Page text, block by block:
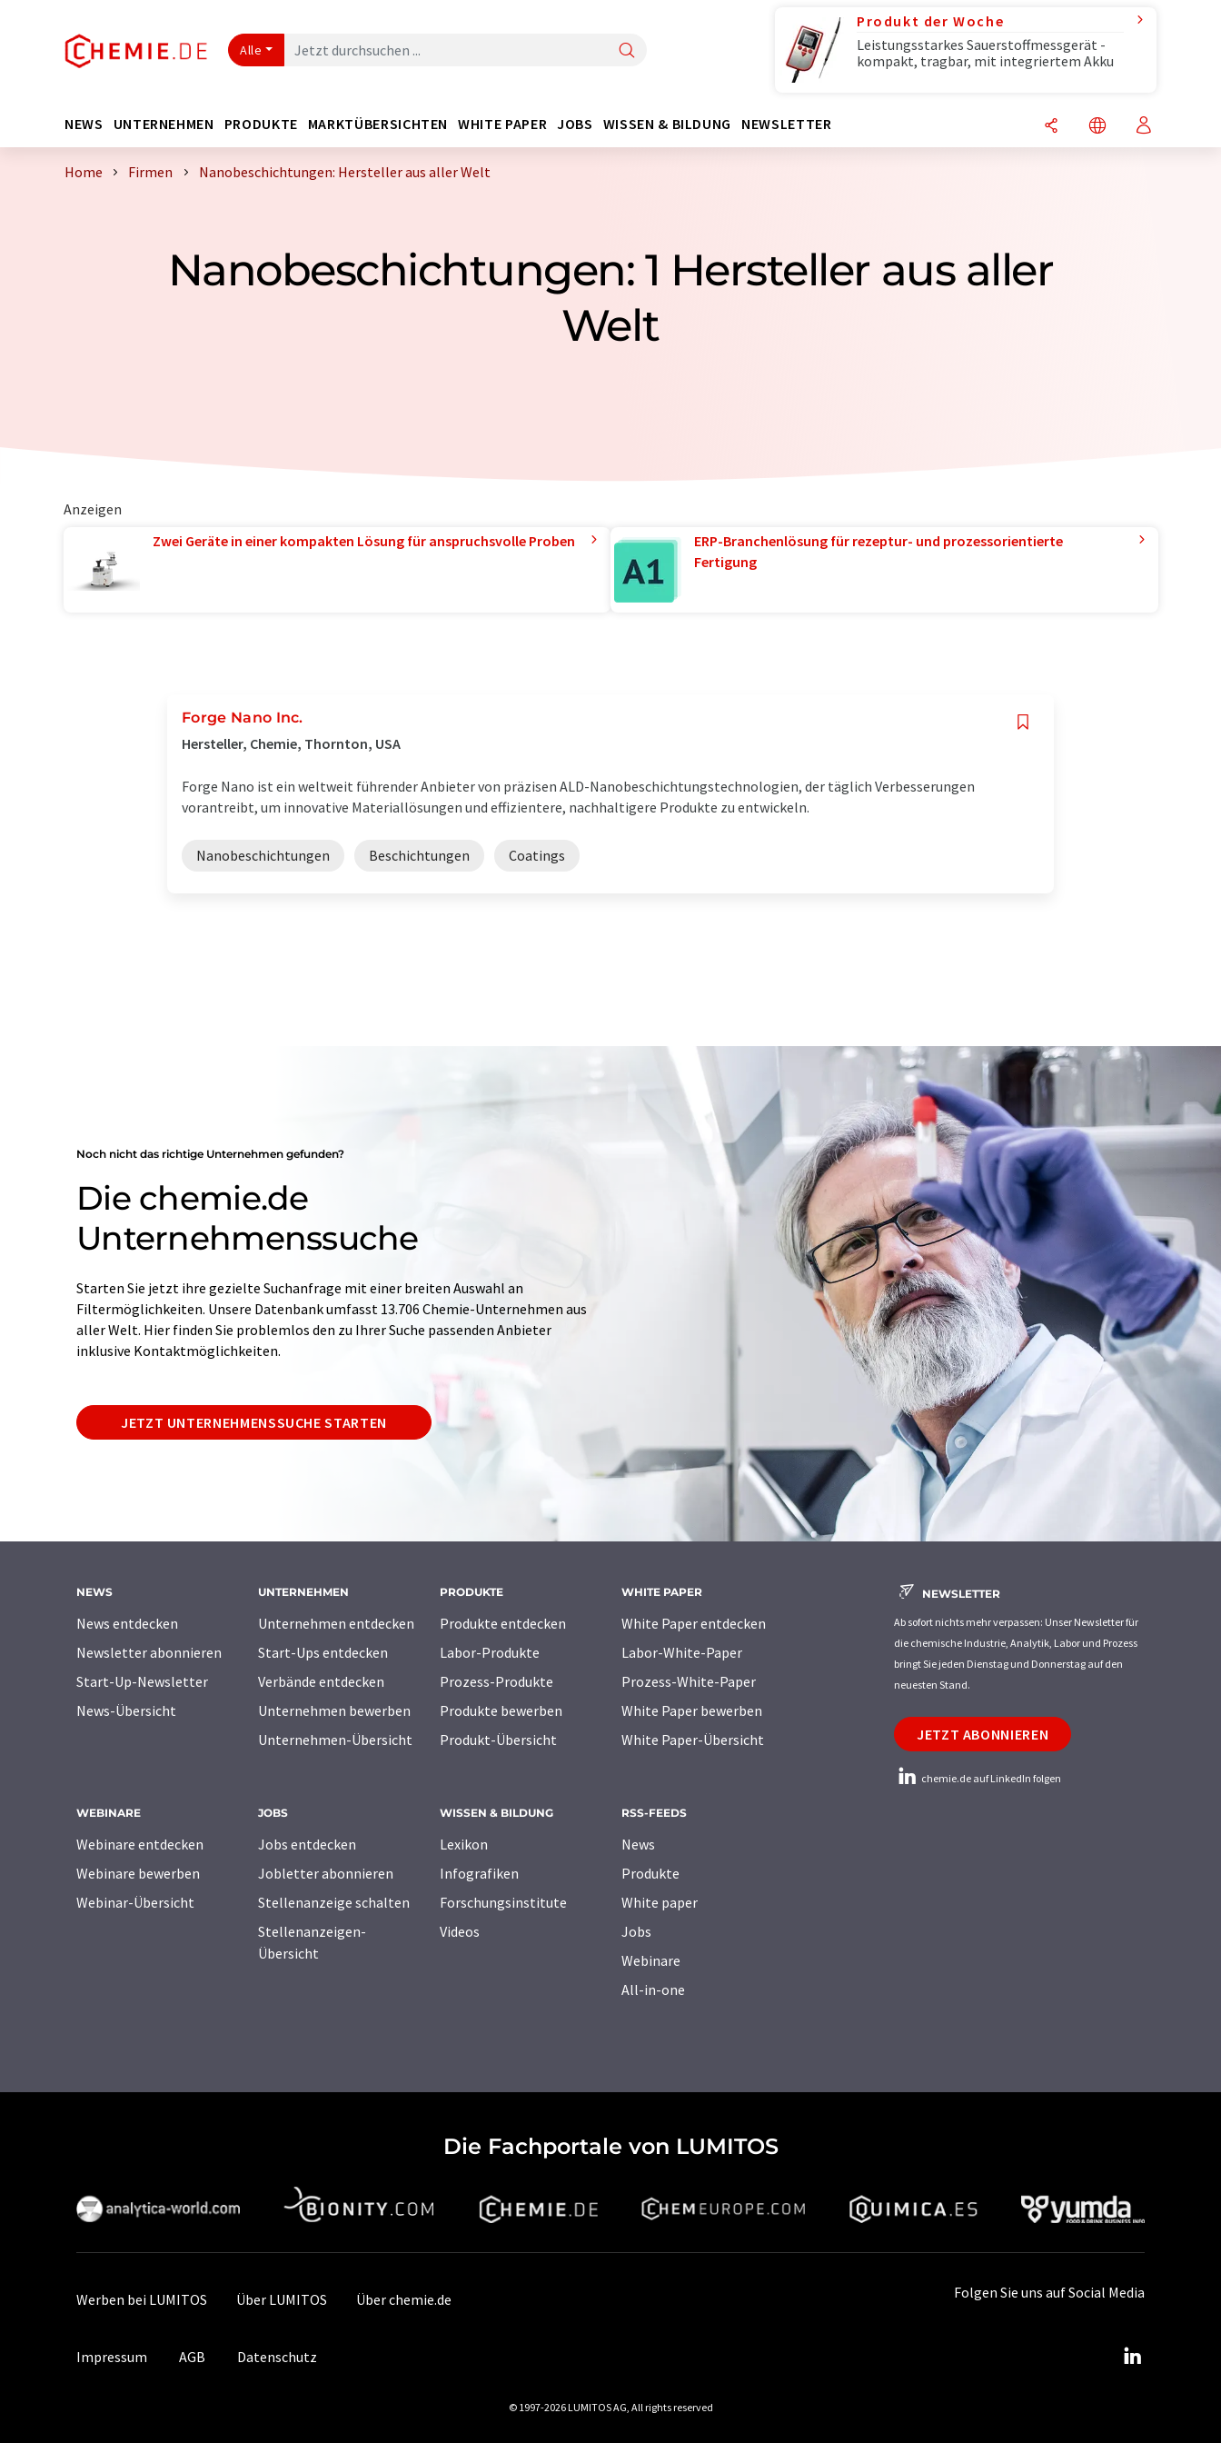
Alle
Produkt der Woche
Leistungsstarkes Sauerstoffmessgerät -
kompakt, tragbar, mit integriertem Akku
NEWS UNTERNEHMEN PRODUKTE MARKTÜBERSICHTEN WHITE PAPER JOBS WISSEN & BILDUNG NEWSLETTER
Home Firmen Nanobeschichtungen: Hersteller aus aller Welt
Nanobeschichtungen: 1 Hersteller aus aller
Welt
Anzeigen
Zwei Geräte in einer kompakten Lösung für anspruchsvolle Proben
ERP-Branchenlösung für rezeptur- und prozessorientierte
Fertigung
Forge Nano Inc.
Hersteller, Chemie, Thornton, USA
Forge Nano ist ein weltweit führender Anbieter von präzisen ALD-Nanobeschichtungstechnologien, der täglich Verbesserungen
vorantreibt, um innovative Materiallösungen und effizientere, nachhaltigere Produkte zu entwickeln.
Nanobeschichtungen Beschichtungen Coatings
Noch nicht das richtige Unternehmen gefunden?
Die chemie.de
Unternehmenssuche
Starten Sie jetzt ihre gezielte Suchanfrage mit einer breiten Auswahl an
Filtermöglichkeiten. Unsere Datenbank umfasst 13.706 Chemie-Unternehmen aus
aller Welt. Hier finden Sie problemlos den zu Ihrer Suche passenden Anbieter
inklusive Kontaktmöglichkeiten.
JETZT UNTERNEHMENSSUCHE STARTEN
NEWS
News entdecken
Newsletter abonnieren
Start-Up-Newsletter
News-Übersicht
UNTERNEHMEN
Unternehmen entdecken
Start-Ups entdecken
Verbände entdecken
Unternehmen bewerben
Unternehmen-Übersicht
PRODUKTE
Produkte entdecken
Labor-Produkte
Prozess-Produkte
Produkte bewerben
Produkt-Übersicht
WHITE PAPER
White Paper entdecken
Labor-White-Paper
Prozess-White-Paper
White Paper bewerben
White Paper-Übersicht
WEBINARE
Webinare entdecken
Webinare bewerben
Webinar-Übersicht
JOBS
Jobs entdecken
Jobletter abonnieren
Stellenanzeige schalten
Stellenanzeigen-
Übersicht
WISSEN & BILDUNG
Lexikon
Infografiken
Forschungsinstitute
Videos
RSS-FEEDS
News
Produkte
White paper
Jobs
Webinare
All-in-one
NEWSLETTER
Ab sofort nichts mehr verpassen: Unser Newsletter für
die chemische Industrie, Analytik, Labor und Prozess
bringt Sie jeden Dienstag und Donnerstag auf den
neuesten Stand.
JETZT ABONNIEREN
chemie.de auf LinkedIn folgen
Die Fachportale von LUMITOS
Werben bei LUMITOS Über LUMITOS Über chemie.de
Impressum AGB Datenschutz
Folgen Sie uns auf Social Media
© 1997-2026 LUMITOS AG, All rights reserved